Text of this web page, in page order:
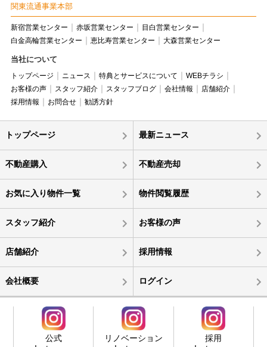
関東流通事業本部
新宿営業センター 赤坂営業センター
目白営業センター
白金高輪営業センター
恵比寿営業センター 大森営業センター
当社について
トップページ ニュース 特典とサービスについて
WEBチラシ
お客様の声
スタッフ紹介 スタッフブログ 会社情報
店舗紹介
採用情報
お問合せ 勧誘方針
トップページ 最新ニュース
不動産購入 不動産売却
お気に入り物件一覧 物件閲覧履歴
スタッフ紹介 お客様の声
店舗紹介 採用情報
会社概要 ログイン
公式
リノベーション
採用